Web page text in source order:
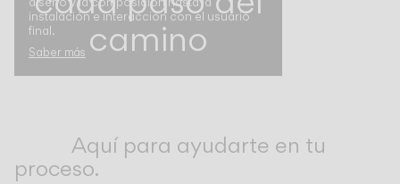
camino
instalación e interacción con el usuario
final.
Saber más
Aquí para ayudarte en tu
proceso.